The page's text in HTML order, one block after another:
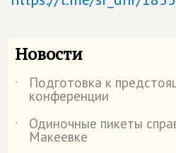
Новости
˙ Подготовка к
конференции
˙
Одиночные пикеты
Макеевке